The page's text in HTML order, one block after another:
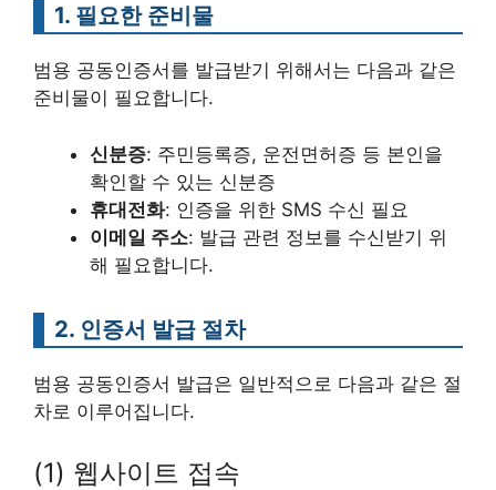
1. 필요한 준비물
범용 공동인증서를 발급받기 위해서는 다음과 같은
준비물이 필요합니다.
신분증: 주민등록증, 운전면허증 등 본인을
확인할 수 있는 신분증
휴대전화: 인증을 위한 SMS 수신 필요
이메일 주소: 발급 관련 정보를 수신받기 위
해 필요합니다.
2. 인증서 발급 절차
범용 공동인증서 발급은 일반적으로 다음과 같은 절
차로 이루어집니다.
(1) 웹사이트 접속